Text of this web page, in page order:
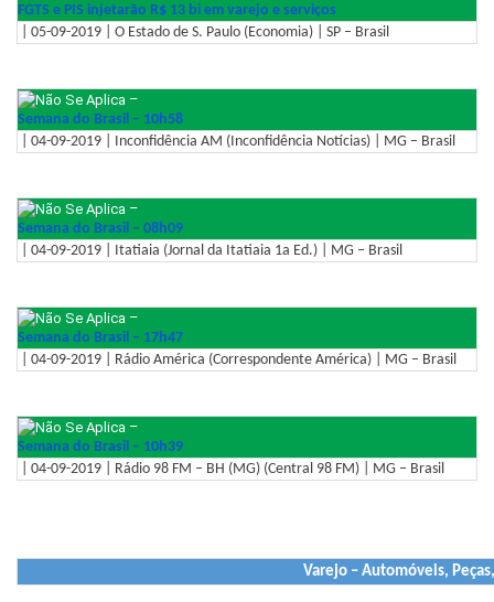
FGTS e PIS injetarão R$ 13 bi em varejo e serviços
| 05-09-2019 | O Estado de S. Paulo (Economia) | SP – Brasil
–
Semana do Brasil – 10h58
| 04-09-2019 | Inconfidência AM (Inconfidência Notícias) | MG – Brasil
–
Semana do Brasil – 08h09
| 04-09-2019 | Itatiaia (Jornal da Itatiaia 1a Ed.) | MG – Brasil
–
Semana do Brasil – 17h47
| 04-09-2019 | Rádio América (Correspondente América) | MG – Brasil
–
Semana do Brasil – 10h39
| 04-09-2019 | Rádio 98 FM – BH (MG) (Central 98 FM) | MG – Brasil
Varejo – Automóveis,